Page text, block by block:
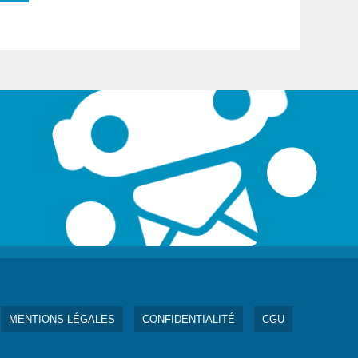
MENTIONS LÉGALES CONFIDENTIALITÉ CGU